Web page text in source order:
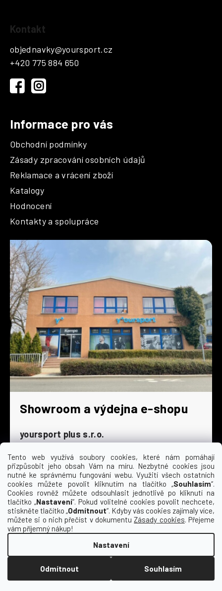
Tento web využívá soubory cookies, které nám pomáhají
přizpůsobit jeho obsah Vám na míru. Nezbytné cookies jsou
nutné ke správnému fungování webu. Využití všech ostatních
cookies můžete povolit kliknutím na tlačítko „Souhlasím“.
Cookies rovněž můžete odsouhlasit jednotlivě po kliknutí na
tlačítko „Nastavení“. Pokud volitelné cookies povolit nechcete,
stiskněte tlačítko „Odmítnout“. Kdyby vás cookies zajímaly více,
můžete si o nich přečíst v dokumentuZásady cookies. Přejeme
vám příjemný nákup!
Nastavení
Odmítnout Souhlasím
Kontakt
objednavky@yoursport.cz
+420 775 884 650
Informace pro vás
Obchodní podmínky
Zásady zpracování osobních údajů
Reklamace a vrácení zboží
Katalogy
Hodnocení
Kontakty a spolupráce
Showroom a výdejna e-shopu
yoursport plus s.r.o.
Dyjská 845/4
196 00 Praha 9 - Čakovice
Po - Čt
9:00 - 16:30
Pá
9:00 - 15:30
So
zavřeno
Ne
zavřeno
Vytvořil Shoptet
Copyright 2026
Kempa | yoursport. Všechna
práva vyhrazena.Upravit nastavení cookies